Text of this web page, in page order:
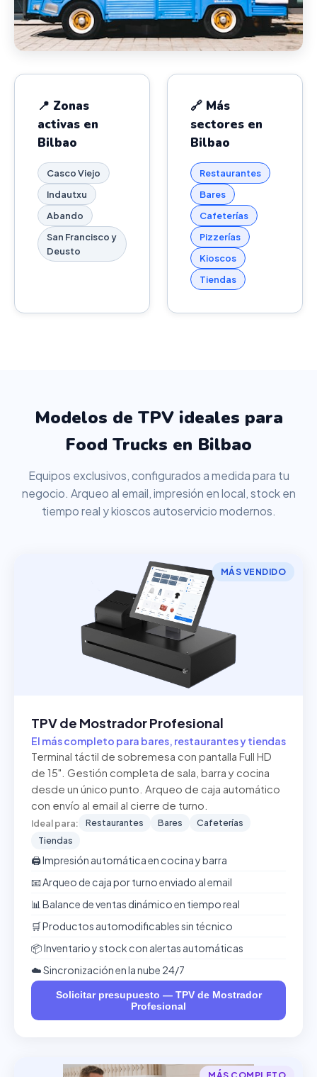
📍 Zonas
activas en
Bilbao
Casco Viejo
Indautxu
Abando
San Francisco y
Deusto
🔗 Más
sectores en
Bilbao
Restaurantes
Bares
Cafeterías
Pizzerías
Kioscos
Tiendas
Modelos de TPV ideales para
Food Trucks en Bilbao
Equipos exclusivos, configurados a medida para tu
negocio. Arqueo al email, impresión en local, stock en
tiempo real y kioscos autoservicio modernos.
MÁS VENDIDO
TPV de Mostrador Profesional
El más completo para bares, restaurantes y tiendas
Terminal táctil de sobremesa con pantalla Full HD
de 15". Gestión completa de sala, barra y cocina
desde un único punto. Arqueo de caja automático
con envío al email al cierre de turno.
Ideal para: Restaurantes Bares
Cafeterías
Tiendas
🖨️ Impresión automática en cocina y barra
📧 Arqueo de caja por turno enviado al email
📊 Balance de ventas dinámico en tiempo real
🛒 Productos automodificables sin técnico
📦 Inventario y stock con alertas automáticas
☁️ Sincronización en la nube 24/7
Solicitar presupuesto — TPV de Mostrador
Profesional